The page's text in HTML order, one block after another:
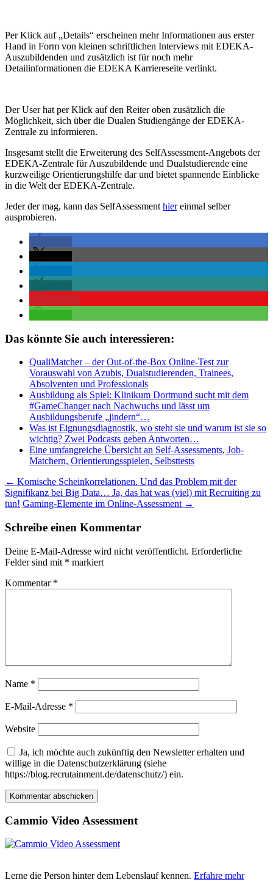
Per Klick auf „Details“ erscheinen mehr Informationen aus erster
Hand in Form von kleinen schriftlichen Interviews mit EDEKA-
Auszubildenden und zusätzlich ist für noch mehr
Detailinformationen die EDEKA Karriereseite verlinkt.
Der User hat per Klick auf den Reiter oben zusätzlich die
Möglichkeit, sich über die Dualen Studiengänge der EDEKA-
Zentrale zu informieren.
Insgesamt stellt die Erweiterung des SelfAssessment-Angebots der
EDEKA-Zentrale für Auszubildende und Dualstudierende eine
kurzweilige Orientierungshilfe dar und bietet spannende Einblicke
in die Welt der EDEKA-Zentrale.
Jeder der mag, kann das SelfAssessment hiereinmal selber
ausprobieren.
Das könnte Sie auch interessieren:
QualiMatcher – der Out-of-the-Box Online-Test zur
Vorauswahl von Azubis, Dualstudierenden, Trainees,
Absolventen und Professionals
Ausbildung als Spiel: Klinikum Dortmund sucht mit dem
#GameChanger nach Nachwuchs und lässt um
Ausbildungsberufe „jindern“…
Was ist Eignungsdiagnostik, wo steht sie und warum ist sie so
wichtig? Zwei Podcasts geben Antworten…
Eine umfangreiche Übersicht an Self-Assessments, Job-
Matchern, Orientierungsspielen, Selbsttests
Beitragsnavigation
← Komische Scheinkorrelationen. Und das Problem mit der
Signifikanz bei Big Data… Ja, das hat was (viel) mit Recruiting zu
tun! Gaming-Elemente im Online-Assessment →
Schreibe einen Kommentar
Deine E-Mail-Adresse wird nicht veröffentlicht. Erforderliche
Felder sind mit * markiert
Kommentar *
Name *
E-Mail-Adresse *
Website
Ja, ich möchte auch zukünftig den Newsletter erhalten und
willige in die Datenschutzerklärung (siehe
https://blog.recrutainment.de/datenschutz/) ein.
Cammio Video Assessment
Lerne die Person hinter dem Lebenslauf kennen. Erfahre mehr